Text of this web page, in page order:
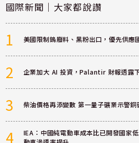
國際新聞｜大家都說讚
1 美國限制鎢廢料、黑粉出口，優先供應
2 企業加大 AI 投資，Palantir 財報透露
3 柴油價格再添變數 第一量子礦業示警
4
IEA：中國純電動車成本比已開發國家